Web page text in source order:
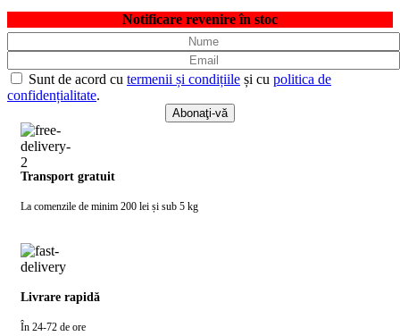
Notificare revenire în stoc
Sunt de acord cu termenii și condițiile și cu politica de
confidențialitate.
Transport gratuit
La comenzile de minim 200 lei și sub 5 kg
Livrare rapidă
În 24-72 de ore